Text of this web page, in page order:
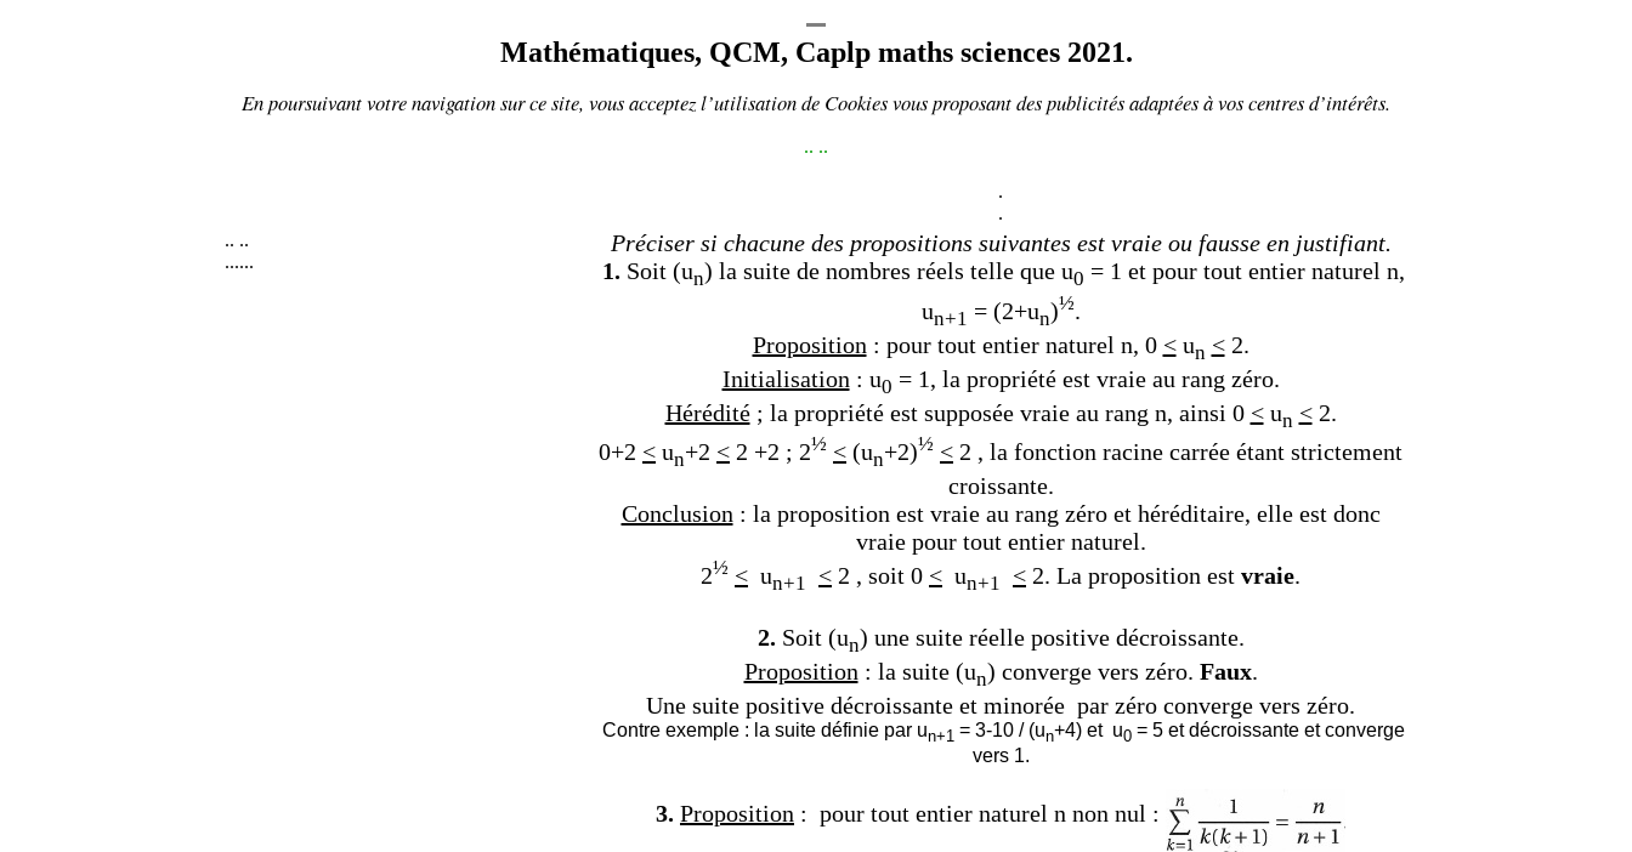
Mathématiques, QCM, Caplp maths sciences 2021.
En poursuivant votre navigation sur ce site, vous acceptez l’utilisation de Cookiesvous proposantdes publicités adaptées à vos centres d’intérêts.
.. ..
.
.
.. ..
......
Préciser si chacune des propositions suivantes est vraie ou fausse en justifiant.
1. Soit (un) la suite de nombres réels telle que u0 = 1 et pour tout entier naturel n,
un+1 = (2+un)½.
Proposition : pour tout entier naturel n, 0 <un <2.
Initialisation : u0 = 1, la propriété est vraie au rang zéro.
Hérédité; la propriété est supposée vraie au rang n, ainsi 0 <un <2.
0+2 < un+2 < 2 +2 ; 2½ < (un+2)½ < 2 , la fonction racine carrée étant strictement
croissante.
Conclusion : la proposition est vraie au rang zéro et héréditaire, elle est donc
vraie pour tout entier naturel.
2½ < un+1 < 2 , soit 0 < un+1 < 2. La proposition est vraie.
2. Soit (un) une suite réelle positive décroissante.
Proposition : la suite (un) converge vers zéro. Faux.
Une suite positive décroissante et minorée par zéro converge vers zéro.
Contre exemple : la suite définie par un+1 = 3-10 / (un+4) et u0 = 5 et décroissante et converge
vers 1.
3. Proposition : pour tout entier naturel n non nul :